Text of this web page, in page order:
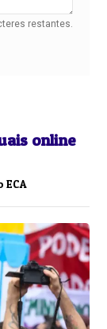
restantes.
online
ECA